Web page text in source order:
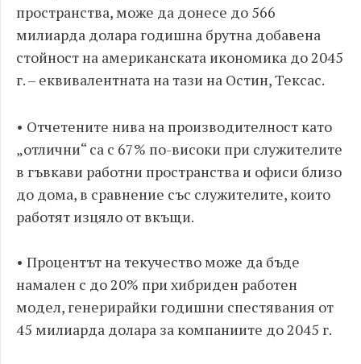
пространства, може да донесе до 566
милиарда долара годишна брутна добавена
стойност на американската икономика до 2045
г. – еквивалентната на тази на Остин, Тексас.
• Отчетените нива на производителност като
„отлични“ са с 67% по-високи при служителите
в гъвкави работни пространства и офиси близо
до дома, в сравнение със служителите, които
работят изцяло от вкъщи.
• Процентът на текучество може да бъде
намален с до 20% при хибриден работен
модел, генерирайки годишни спестявания от
45 милиарда долара за компаниите до 2045 г.